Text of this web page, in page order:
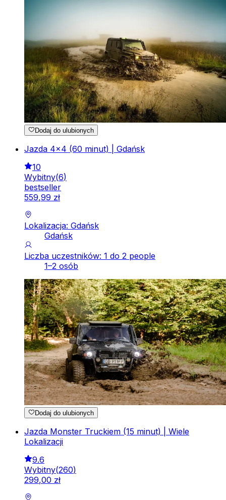
Dodaj do ulubionych
Jazda 4x4 (60 minut) | Gdańsk
10
Wybitny(6)
bestseller
559,99 zł
Lokalizacja: Gdańsk
Gdańsk
Liczba uczestników: 1 do 2 people
1–2 osób
Dodaj do ulubionych
Jazda Monster Truckiem (15 minut) | Wiele
Lokalizacji
9.6
Wybitny(260)
299,00 zł